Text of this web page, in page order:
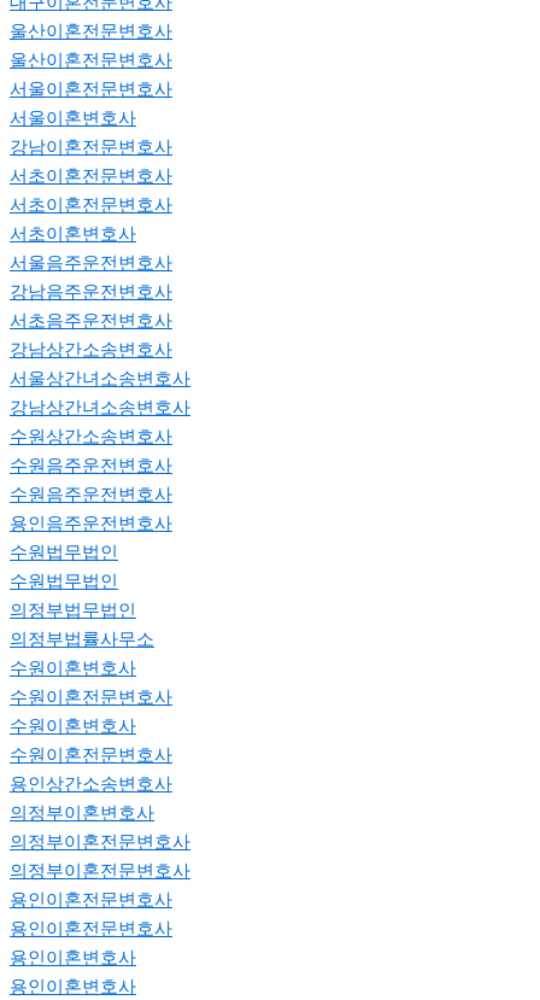
울산이혼전문변호사
울산이혼전문변호사
서울이혼전문변호사
서울이혼변호사
강남이혼전문변호사
서초이혼전문변호사
서초이혼전문변호사
서초이혼변호사
서울음주운전변호사
강남음주운전변호사
서초음주운전변호사
강남상간소송변호사
서울상간녀소송변호사
강남상간녀소송변호사
수원상간소송변호사
수원음주운전변호사
수원음주운전변호사
용인음주운전변호사
수원법무법인
수원법무법인
의정부법무법인
의정부법률사무소
수원이혼변호사
수원이혼전문변호사
수원이혼변호사
수원이혼전문변호사
용인상간소송변호사
의정부이혼변호사
의정부이혼전문변호사
의정부이혼전문변호사
용인이혼전문변호사
용인이혼전문변호사
용인이혼변호사
용인이혼변호사